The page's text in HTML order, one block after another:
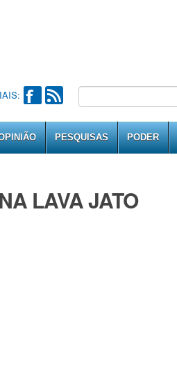
PESQUISAS PODER
LAVA JATO